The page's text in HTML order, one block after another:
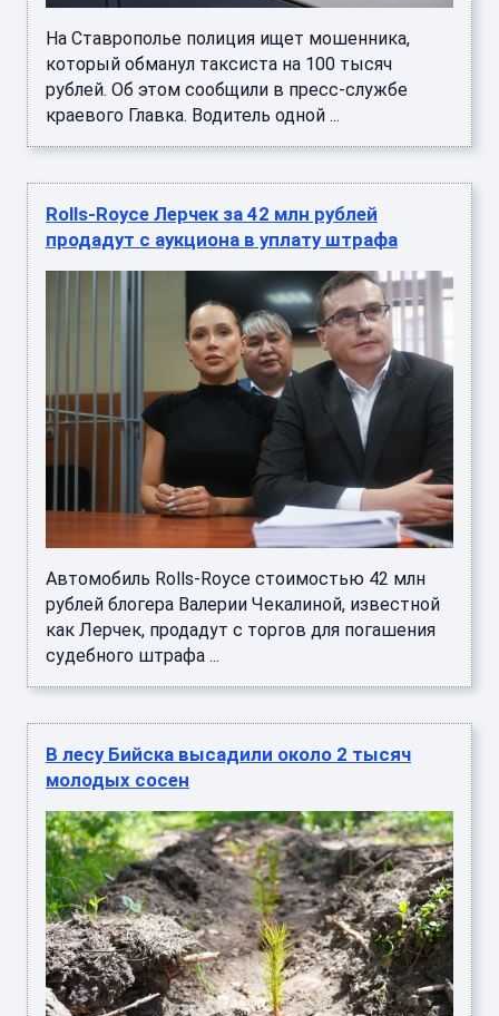
На Ставрополье полиция ищет мошенника,
который обманул таксиста на 100 тысяч
рублей. Об этом сообщили в пресс-службе
краевого Главка. Водитель одной ...
Rolls-Royce Лерчек за 42 млн рублей
продадут с аукциона в уплату штрафа
Автомобиль Rolls-Royce стоимостью 42 млн
рублей блогера Валерии Чекалиной, известной
как Лерчек, продадут с торгов для погашения
судебного штрафа ...
В лесу Бийска высадили около 2 тысяч
молодых сосен